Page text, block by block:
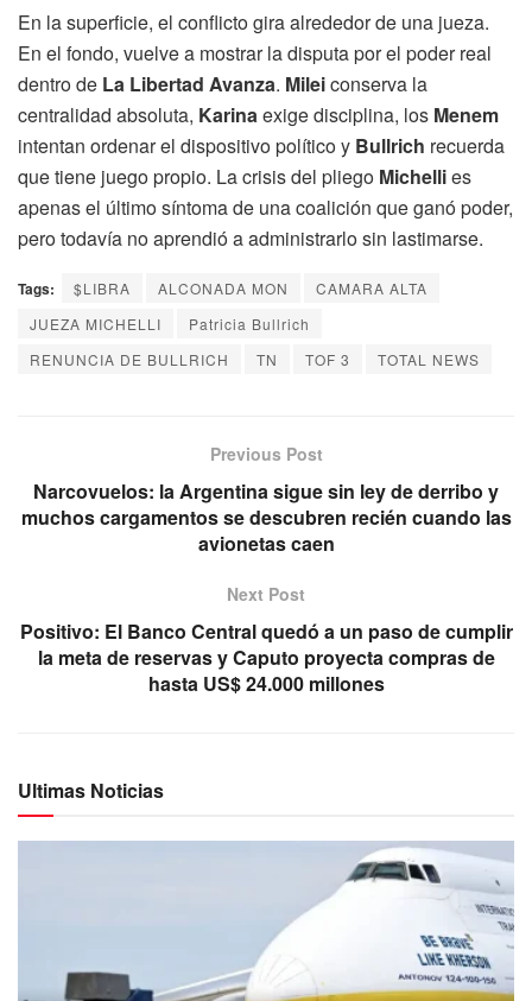
En la superficie, el conflicto gira alrededor de una jueza.
En el fondo, vuelve a mostrar la disputa por el poder real
dentro de La Libertad Avanza. Mileiconserva la
centralidad absoluta, Karina exige disciplina, los Menem
intentan ordenar el dispositivo político y Bullrich recuerda
que tiene juego propio. La crisis del pliego Michellies
apenas el último síntoma de una coalición que ganó poder,
pero todavía no aprendió a administrarlo sin lastimarse.
Tags: $LIBRA ALCONADA MON
CAMARA ALTA
JUEZA MICHELLI
Patricia Bullrich
RENUNCIA DE BULLRICH
TN TOF 3 TOTAL NEWS
Previous Post
Narcovuelos: la Argentina sigue sin ley de derribo y
muchos cargamentos se descubren recién cuando las
avionetas caen
Next Post
Positivo: El Banco Central quedó a un paso de cumplir
la meta de reservas y Caputo proyecta compras de
hasta US$ 24.000 millones
Ultimas Noticias